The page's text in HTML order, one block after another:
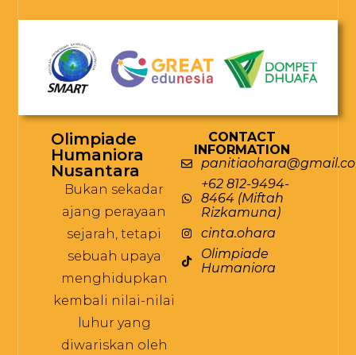
Olimpiade
Humaniora
Nusantara
Bukan sekadar
ajang perayaan
sejarah, tetapi
sebuah upaya
menghidupkan
kembali nilai-nilai
luhur yang
diwariskan oleh
CONTACT
INFORMATION
+62 812-9494-
8464 (Miftah
Rizkamuna)
cinta.ohara
Olimpiade
Humaniora